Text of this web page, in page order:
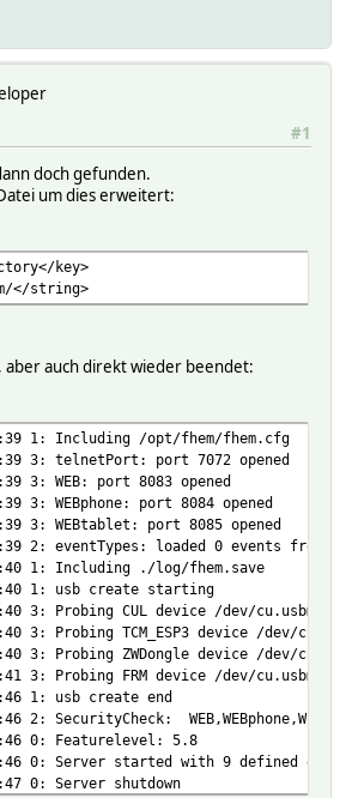
#1
doch gefunden.
um dies erweitert:
key>
</string>
aber auch direkt wieder beendet:
1: Including /opt/fhem/fhem.cfg
3: telnetPort: port 7072 opened
3: WEB: port 8083 opened
3: WEBphone: port 8084 opened
3: WEBtablet: port 8085 opened
2: eventTypes: loaded 0 events from
1: Including ./log/fhem.save
1: usb create starting
3: Probing CUL device /dev/
3: Probing TCM_ESP3 device /dev/
3: Probing ZWDongle device /dev/
3: Probing FRM device /dev/
1: usb create end
2: SecurityCheck:
0: Featurelevel: 5.8
0: Server started with 9 defined
0: Server shutdown